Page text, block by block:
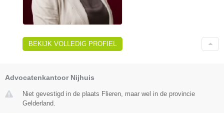
BEKIJK VOLLEDIG PROFIEL
Advocatenkantoor Nijhuis
Niet gevestigd in de plaats Flieren, maar wel in de provincie
Gelderland.